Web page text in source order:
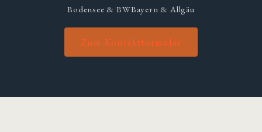
Bodensee & BWBayern & Allgäu
Zum Kontaktformular